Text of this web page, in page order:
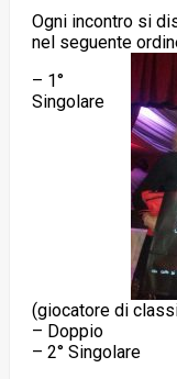
Ogni incontro si
nel seguente
– 1°
Singolare
(giocatore di
– Doppio
– 2° Singolare